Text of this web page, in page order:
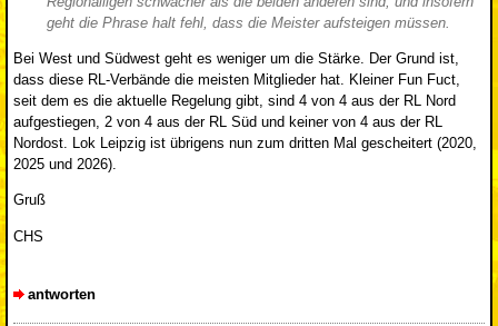
geht die Phrase halt fehl, dass die Meister aufsteigen müssen.
Bei West und Südwest geht es weniger um die Stärke. Der Grund ist,
dass diese RL-Verbände die meisten Mitglieder hat. Kleiner Fun Fuct,
seit dem es die aktuelle Regelung gibt, sind 4 von 4 aus der RL Nord
aufgestiegen, 2 von 4 aus der RL Süd und keiner von 4 aus der RL
Nordost. Lok Leipzig ist übrigens nun zum dritten Mal gescheitert (2020,
2025 und 2026).
Gruß
CHS
antworten